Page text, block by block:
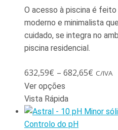
O acesso à piscina é
moderno e minimalista
cuidado, se integra no
piscina residencial.
632,59€ – 682,65€ C/IVA
Ver opções
Vista Rápida
Controlo do pH